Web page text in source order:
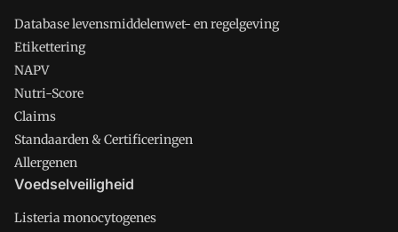
Database levensmiddelenwet- en regelgeving
Etikettering
NAPV
Nutri-Score
Claims
Standaarden & Certificeringen
Allergenen
Voedselveiligheid
Listeria monocytogenes